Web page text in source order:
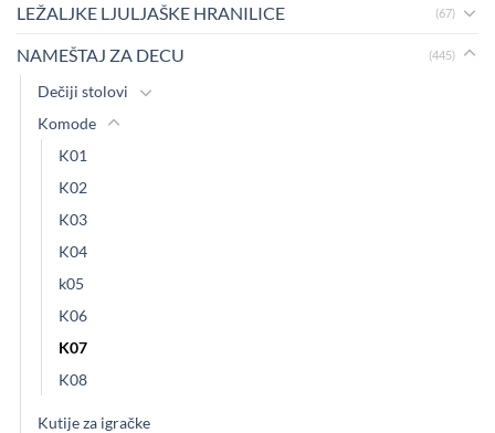
LEŽALJKE LJULJAŠKE HRANILICE (67)
NAMEŠTAJ ZA DECU (445)
Dečiji stolovi
Komode
K01
K02
K03
K04
k05
K06
K07
K08
Kutije za igračke